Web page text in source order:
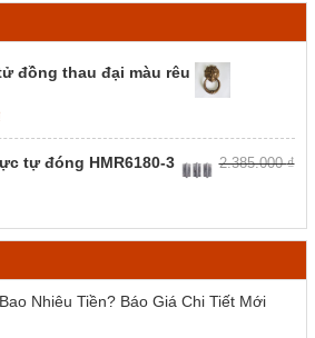
đồng thau đại màu rêu
Giá
hiện
là:
tự đóng HMR6180-3 2.385.000₫
Nhiêu Tiền? Báo Giá Chi Tiết Mới